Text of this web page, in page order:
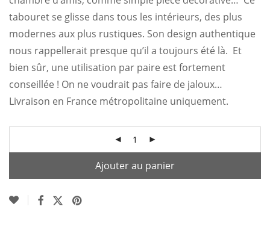
tabouret se glisse dans tous les intérieurs, des plus
modernes aux plus rustiques. Son design authentique
nous rappellerait presque qu’il a toujours été là. Et
bien sûr, une utilisation par paire est fortement
conseillée ! On ne voudrait pas faire de jaloux…
Livraison en France métropolitaine uniquement.
Ajouter au panier